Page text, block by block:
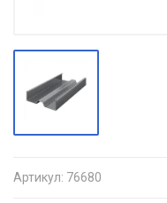
Артикул: 76680